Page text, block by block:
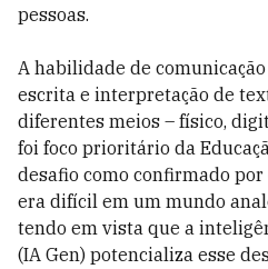
pessoas.
A habilidade de
escrita e interpretação de
diferentes meios – físico,
foi foco prioritário da
desafio como confirmado por
era difícil em um mundo
tendo em vista que a
(IA Gen) potencializa esse